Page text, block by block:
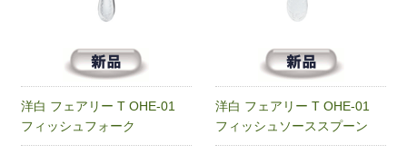
洋白 フェアリー T OHE-01
フィッシュフォーク
洋白 フェアリー T OHE-01
フィッシュソーススプーン